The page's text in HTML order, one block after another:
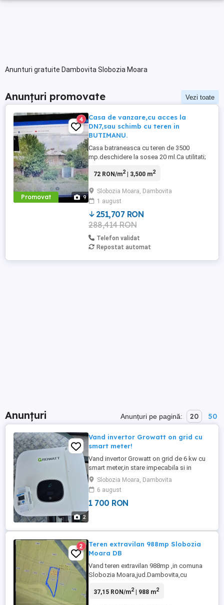
Anunturi gratuite Dambovita Slobozia Moara
Anunțuri promovate Vezi toate
Promovat 9
4
Casa de vanzare,cu acces la
DN7,sau schimb cu teren in
BUTIMANU.
Casa batraneasca cu teren de 3500
mp.deschidere la sosea 20 ml.Ca utilitati;
de apa la poarta. Casa are 3 camere mari
bucatarie,necesita renovare.Zona buna
pentru a dezvolta un business.
72 RON/m2| 3,500 m2
Slobozia Moara, Dambovita
1 august
251,707 RON
288,414 RON
Telefon validat
Repostat automat
Anunțuri Anunțuri pe pagină: 20 50
2
Vand invertor Growatt on grid cu
smart meter!
Vand invertor Growatt on grid de 6 kw cu
smart meter,in stare impecabila si in
perfecta stare de functionare!il
vand,deoarece am trecut la un alt invertor
hibrid cu baterii de stocare!
Slobozia Moara, Dambovita
6 august
1 700 RON
2
Teren extravilan 988mp Slobozia
Moara DB
Vand teren extravilan 988mp ,in comuna
Slobozia Moara,jud.Dambovita,cu
2 benzi pe sens),la 23km de intrarea in
37,15 RON/m2| 988 m2